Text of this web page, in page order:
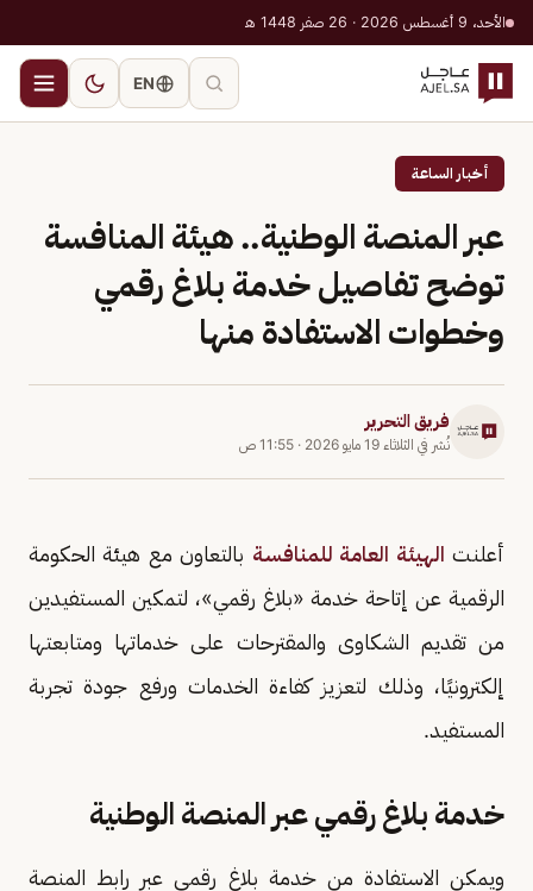
الأحد، 9 أغسطس 2026 · 26 صفر 1448 هـ
EN
أخبار الساعة
عبر المنصة الوطنية.. هيئة المنافسة
توضح تفاصيل خدمة بلاغ رقمي
وخطوات الاستفادة منها
فريق التحرير
نُشر في الثلاثاء 19 مايو 2026 · 11:55 ص
أعلنت الهيئة العامة للمنافسة بالتعاون مع هيئة الحكومة
الرقمية عن إتاحة خدمة «بلاغ رقمي»، لتمكين المستفيدين
من تقديم الشكاوى والمقترحات على خدماتها ومتابعتها
إلكترونيًا، وذلك لتعزيز كفاءة الخدمات ورفع جودة تجربة
المستفيد.
خدمة بلاغ رقمي عبر المنصة الوطنية
ويمكن الاستفادة من خدمة بلاغ رقمي عبر رابط المنصة